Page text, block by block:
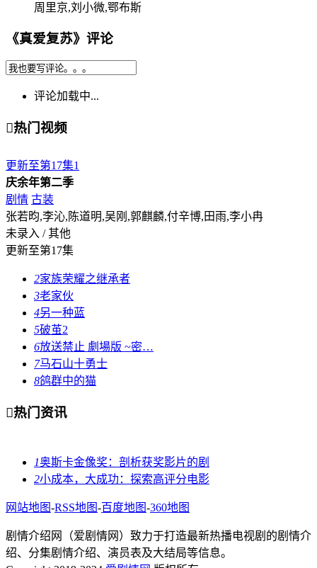
周里京,刘小微,鄂布斯
《真爱复苏》评论
评论加载中...
热门视频
更新至第17集1
庆余年第二季
剧情 古装
张若昀,李沁,陈道明,吴刚,郭麒麟,付辛博,田雨,李小冉
未录入 / 其他
更新至第17集
2家族荣耀之继承者
3老家伙
4另一种蓝
5破茧2
6放送禁止 劇場版 ~密…
7马石山十勇士
8鸽群中的猫
热门资讯
1奥斯卡金像奖：剖析获奖影片的剧
2小成本，大成功：探索高评分电影
网站地图-RSS地图-百度地图-360地图
剧情介绍网（爱剧情网）致力于打造最新热播电视剧的剧情介
绍、分集剧情介绍、演员表及大结局等信息。